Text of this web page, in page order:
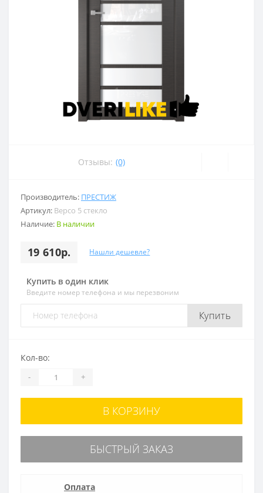
Отзывы: (0)
Производитель: ПРЕСТИЖ
Артикул: Версо 5 стекло
Наличие: В наличии
19 610р. Нашли дешевле?
Купить в один клик
Введите номер телефона и мы перезвоним
Купить
Кол-во:
- +
В КОРЗИНУ
БЫСТРЫЙ ЗАКАЗ
Оплата